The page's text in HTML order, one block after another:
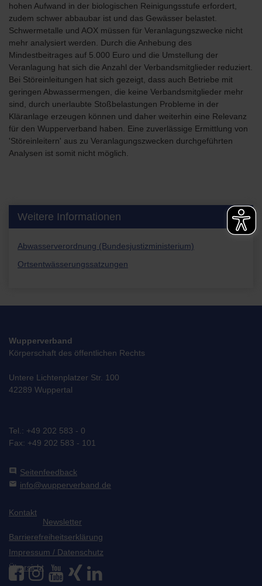
hohen Aufwand in der biologischen Reinigungsstufe erfordert,
zudem schwer abbaubar ist und das Gewässer belastet.
Schwermetalle und AOX müssen für Veranlagungszwecke nicht
mehr analysiert werden. Durch die Anhebung des
Mindestbeitrages auf 5.000 Euro und die Umstellung der
Veranlagung hat sich die Anzahl der Verbandsmitglieder reduziert.
Bei Störeinleitungen hat sich gezeigt, dass auch Betriebe mit
geringen Abwassermengen, die keine Verbandsmitglieder mehr
sind, durch unerlaubte Stoßbelastungen Probleme in der
Kläranlage erzeugen können und daher weiterhin eine Relevanz
für den Wupperverband haben. Eine zuverlässige Ermittlung von
'Störeinleitern' aus zu Veranlagungszwecken durchgeführten
Analysen ist somit nicht möglich.
Weitere Informationen
Abwasserverordnung (Bundesjustizministerium)
Ortsentwässerungssatzungen
Wupperverband
Körperschaft des öffentlichen Rechts
Untere Lichtenplatzer Str. 100
42289 Wuppertal
Tel.: +49 202 583 - 0
Fax: +49 202 583 - 101
comment Seitenfeedback
mail info@wupperverband.de
Kontakt
Newsletter
Barrierefreiheitserklärung
Impressum / Datenschutz
Übersicht